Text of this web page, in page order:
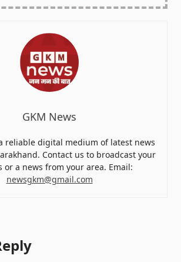
GKM News
reliable digital medium of latest news
Contact us to broadcast your
or a news from your area. Email:
newsgkm@gmail.com